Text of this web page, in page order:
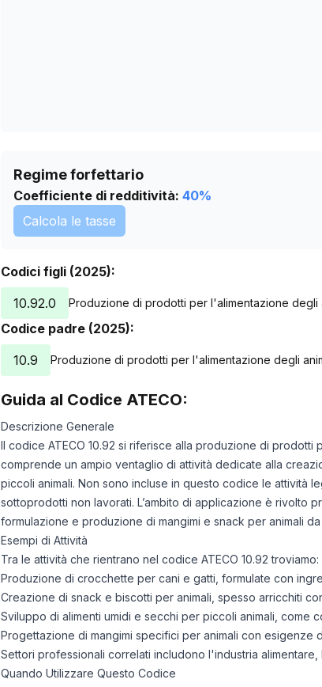
Regime forfettario
Coefficiente di redditività: 40%
Calcola le tasse
Codici figli (2025):
10.92.0
Produzione di prodotti per l'alimentazione degli
Codice padre (2025):
10.9
Produzione di prodotti per l'alimentazione degli
Guida al Codice ATECO:
Descrizione Generale
Il codice ATECO 10.92 si riferisce alla produzione di
comprende un ampio ventaglio di attività dedicate alla
piccoli animali. Non sono incluse in questo codice le attività
sottoprodotti non lavorati. L’ambito di applicazione è rivolto
formulazione e produzione di mangimi e snack per animali
Esempi di Attività
Tra le attività che rientrano nel codice ATECO 10.92 troviamo:
Produzione di crocchette per cani e gatti, formulate con
Creazione di snack e biscotti per animali, spesso arricchiti
Sviluppo di alimenti umidi e secchi per piccoli animali, come
Progettazione di mangimi specifici per animali con esigenze
Settori professionali correlati includono l'industria
Quando Utilizzare Questo Codice